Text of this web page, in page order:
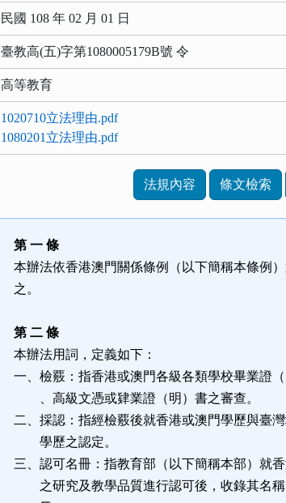
民國 108 年 02 月 01 日
臺教高(五)字第1080005179B號 令
高等教育
1020710立法理由.pdf
1080201立法理由.pdf
法規內容 條文檢索
第 一 條
本辦法依香港澳門關係條例（以下簡稱本條例
之。
第 二 條
本辦法用詞，定義如下：
一、檢覈：指香港或澳門各級各類學校畢業證
、高級文憑或肄業證（明）書之審查。
二、採認：指經檢覈後就香港或澳門學歷與臺
學歷之認定。
三、認可名冊：指教育部（以下簡稱本部）就
之研究及教學品質進行認可後，收錄其名稱